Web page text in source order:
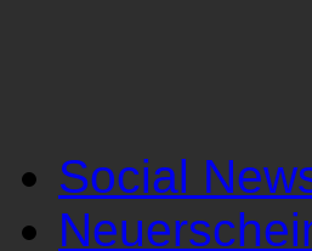
Social